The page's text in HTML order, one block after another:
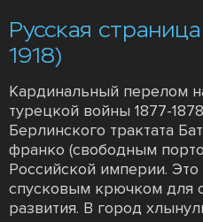
Русская
1918)
Кардинальный перелом
турецкой войны 1877-
Берлинского трактата
франко (свободным
Российской империи. Это
спусковым крючком для
развития. В город